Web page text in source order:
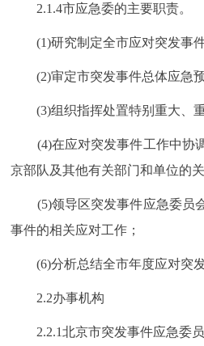
2.1.4市应急委的主要职责。
(1)研究制定全市应对突发事件
(2)审定市突发事件总体应急预
(3)组织指挥处置特别重大、重
(4)在应对突发事件工作中协
京部队及其他有关部门和单位的关
(5)领导区突发事件应急委员
事件的相关应对工作；
(6)分析总结全市年度应对突发
2.2办事机构
2.2.1北京市突发事件应急委员